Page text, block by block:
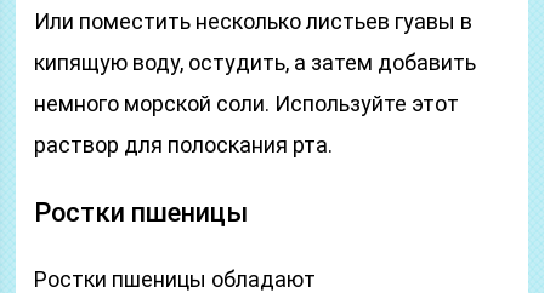
Или поместить несколько листьев гуавы в
кипящую воду, остудить, а затем добавить
немного морской соли. Используйте этот
раствор для полоскания рта.
Ростки пшеницы
Ростки пшеницы обладают